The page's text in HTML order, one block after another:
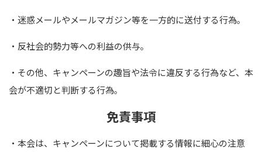
・迷惑メールやメールマガジン等を一方的に送付する行為｡
・反社会的勢力等への利益の供与｡
・その他、キャンペーンの趣旨や法令に違反する行為など、本
会が不適切と判断する行為｡
免責事項
・本会は、キャンペーンについて掲載する情報に細心の注意